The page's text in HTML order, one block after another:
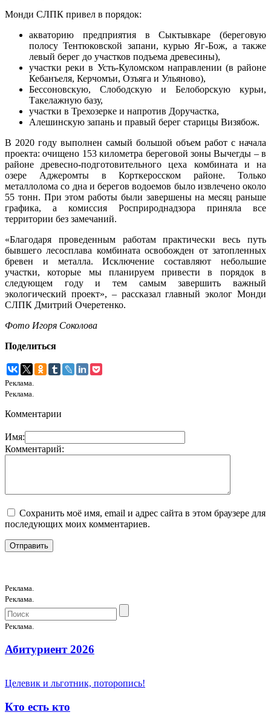
Монди СЛПК привел в порядок:
акваторию предприятия в Сыктывкаре (береговую
полосу Тентюковской запани, курью Яг-Бож, а также
левый берег до участков подъема древесины),
участки реки в Усть-Куломском направлении (в районе
Кебанъеля, Керчомъи, Озъяга и Ульяново),
Бессоновскую, Слободскую и Белоборскую курьи,
Такелажную базу,
участки в Трехозерке и напротив Доручастка,
Алешинскую запань и правый берег старицы Визябож.
В 2020 году выполнен самый большой объем работ с начала
проекта: очищено 153 километра береговой зоны Вычегды – в
районе древесно-подготовительного цеха комбината и на
озере Аджеромты в Корткеросском районе. Только
металлолома со дна и берегов водоемов было извлечено около
55 тонн. При этом работы были завершены на месяц раньше
графика, а комиссия Росприроднадзора приняла все
территории без замечаний.
«Благодаря проведенным работам практически весь путь
бывшего лесосплава комбината освобожден от затопленных
бревен и металла. Исключение составляют небольшие
участки, которые мы планируем привести в порядок в
следующем году и тем самым завершить важный
экологический проект», – рассказал главный эколог Монди
СЛПК Дмитрий Очеретенко.
Фото Игоря Соколова
Поделиться
Реклама.
Реклама.
Комментарии
Имя:
Комментарий:
Сохранить моё имя, email и адрес сайта в этом браузере для
последующих моих комментариев.
Реклама.
Реклама.
Реклама.
Абитуриент 2026
Целевик и льготник, поторопись!
Кто есть кто